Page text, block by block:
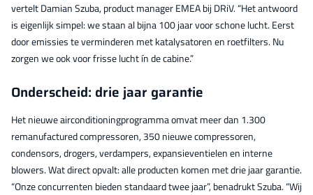
vertelt Damian Szuba, product manager EMEA bij DRiV. “Het antwoord
is eigenlijk simpel: we staan al bijna 100 jaar voor schone lucht. Eerst
door emissies te verminderen met katalysatoren en roetfilters. Nu
zorgen we ook voor frisse lucht ín de cabine.”
Onderscheid: drie jaar garantie
Het nieuwe airconditioningprogramma omvat meer dan 1.300
remanufactured compressoren, 350 nieuwe compressoren,
condensors, drogers, verdampers, expansieventielen en interne
blowers. Wat direct opvalt: alle producten komen met drie jaar garantie.
“Onze concurrenten bieden standaard twee jaar”, benadrukt Szuba. “Wij